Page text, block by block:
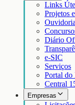
Links
Projetos
Ouvidoria
Diário
e-SIC
Serviços
Portal do
Central
Empresas